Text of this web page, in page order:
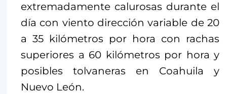
extremadamente calurosas durante el
día con viento dirección variable de 20
a 35 kilómetros por hora con rachas
superiores a 60 kilómetros por hora y
posibles tolvaneras en Coahuila y
Nuevo León.